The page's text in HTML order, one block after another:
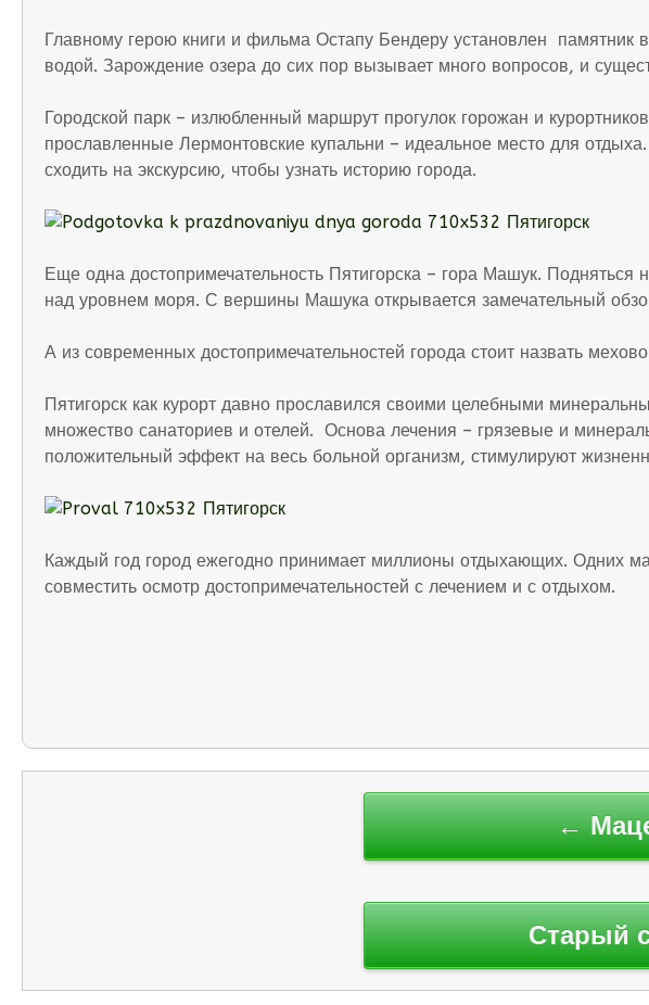
Главному герою книги и фильма Остапу Бендеру установлен
водой. Зарождение озера до сих пор вызывает много вопросов, и
Городской парк – излюбленный маршрут прогулок горожан и
прославленные Лермонтовские купальни – идеальное место для
сходить на экскурсию, чтобы узнать историю города.
Еще одна достопримечательность Пятигорска – гора Машук.
над уровнем моря. С вершины Машука открывается замечательный
А из современных достопримечательностей города стоит назвать
Пятигорск как курорт давно прославился своими целебными
множество санаториев и отелей. Основа лечения – грязевые и
положительный эффект на весь больной организм, стимулируют
Каждый год город ежегодно принимает миллионы отдыхающих. Одних
совместить осмотр достопримечательностей с лечением и с отдыхом.
Старый
←